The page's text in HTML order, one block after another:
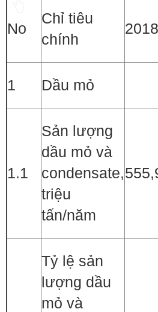
No
Chỉ tiêu
chính
2018
1 Dầu mỏ
1.1
Sản lượng
dầu mỏ và
condensate,
triệu
tấn/năm
Tỷ lệ sản
lượng dầu
mỏ và